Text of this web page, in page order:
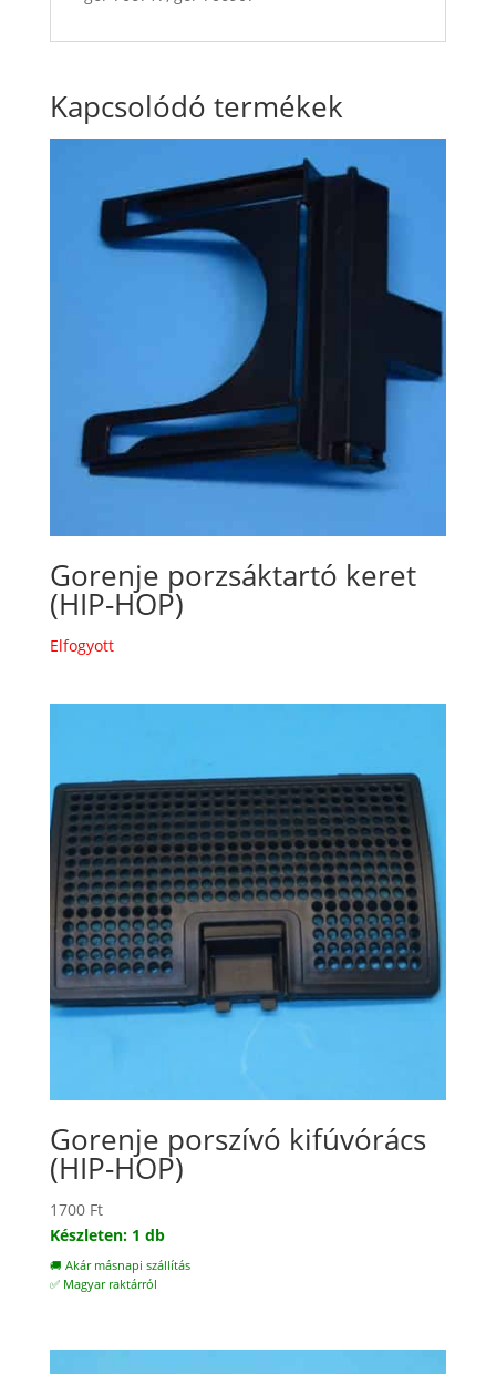
Kapcsolódó termékek
Gorenje porzsáktartó keret
(HIP-HOP)
Elfogyott
Gorenje porszívó kifúvórács
(HIP-HOP)
1700 Ft
Készleten: 1 db
🚚 Akár másnapi szállítás
✅ Magyar raktárról